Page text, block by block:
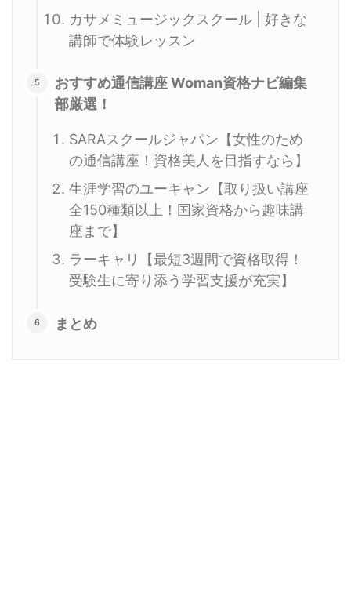
カサメミュージックスクール | 好きな
講師で体験レッスン
おすすめ通信講座 Woman資格ナビ編集
部厳選！
SARAスクールジャパン【女性のため
の通信講座！資格美人を目指すなら】
生涯学習のユーキャン【取り扱い講座
全150種類以上！国家資格から趣味講
座まで】
ラーキャリ【最短3週間で資格取得！
受験生に寄り添う学習支援が充実】
まとめ